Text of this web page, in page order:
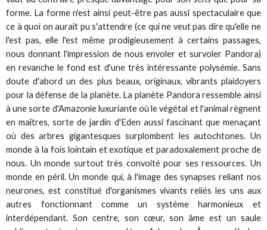
forme. La forme n'est ainsi peut-être pas aussi spectaculaire que
ce à quoi on aurait pu s'attendre (ce qui ne veut pas dire qu'elle ne
l'est pas, elle l'est même prodigieusement à certains passages,
nous donnant l'impression de nous envoler et survoler Pandora)
en revanche le fond est d'une très intéressante polysémie. Sans
doute d'abord un des plus beaux, originaux, vibrants plaidoyers
pour la défense de la planète. La planète Pandora ressemble ainsi
à une sorte d'Amazonie luxuriante où le végétal et l'animal règnent
en maîtres, sorte de jardin d'Eden aussi fascinant que menaçant
où des arbres gigantesques surplombent les autochtones. Un
monde à la fois lointain et exotique et paradoxalement proche de
nous. Un monde surtout très convoité pour ses ressources. Un
monde en péril. Un monde qui, à l'image des synapses reliant nos
neurones, est constitué d'organismes vivants reliés les uns aux
autres fonctionnant comme un système harmonieux et
interdépendant. Son centre, son cœur, son âme est un saule